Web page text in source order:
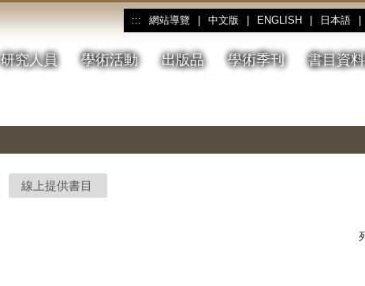
::: 網站導覽 中文版 ENGLISH 日本語
研究人員 學術活動 出版品 學術季刊 書目資
線上提供書目